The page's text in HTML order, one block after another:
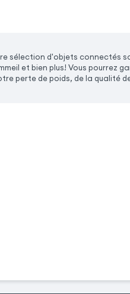
sélection d'objets connectés
et bien plus! Vous pourrez
perte de poids, de la qualité